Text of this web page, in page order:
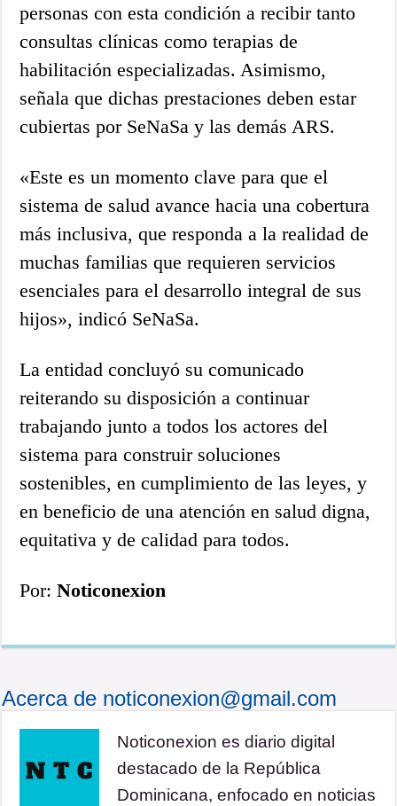
personas con esta condición a recibir tanto
consultas clínicas como terapias de
habilitación especializadas. Asimismo,
señala que dichas prestaciones deben estar
cubiertas por SeNaSa y las demás ARS.
«Este es un momento clave para que el
sistema de salud avance hacia una cobertura
más inclusiva, que responda a la realidad de
muchas familias que requieren servicios
esenciales para el desarrollo integral de sus
hijos», indicó SeNaSa.
La entidad concluyó su comunicado
reiterando su disposición a continuar
trabajando junto a todos los actores del
sistema para construir soluciones
sostenibles, en cumplimiento de las leyes, y
en beneficio de una atención en salud digna,
equitativa y de calidad para todos.
Por:Noticonexion
Acerca de noticonexion@gmail.com
Noticonexion es diario digital
destacado de la República
Dominicana, enfocado en noticias